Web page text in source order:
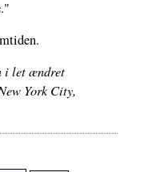
i let ændret
York City,